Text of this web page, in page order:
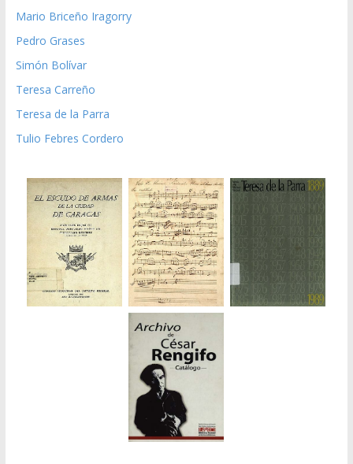
Mario Briceño Iragorry
Pedro Grases
Simón Bolívar
Teresa Carreño
Teresa de la Parra
Tulio Febres Cordero